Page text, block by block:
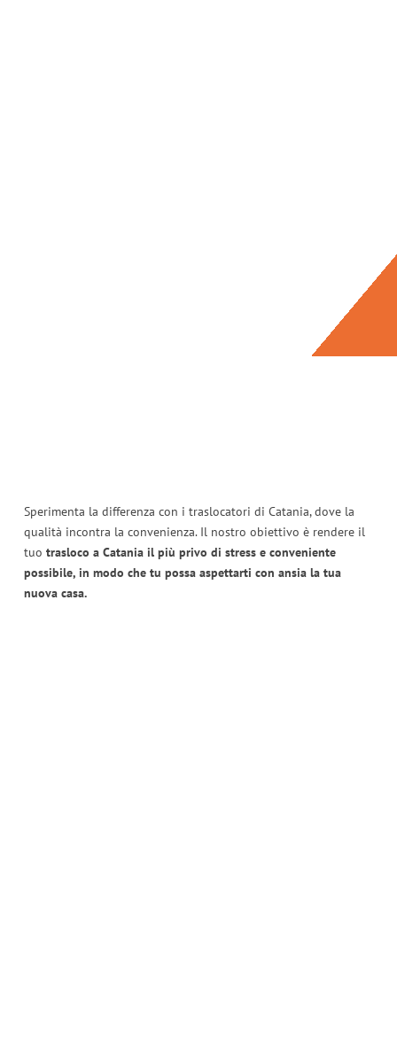
Sperimenta la differenza con i traslocatori di Catania, dove la
qualità incontra la convenienza. Il nostro obiettivo è rendere il
tuo trasloco a Catania il più privo di stress e conveniente
possibile, in modo che tu possa aspettarti con ansia la tua
nuova casa.